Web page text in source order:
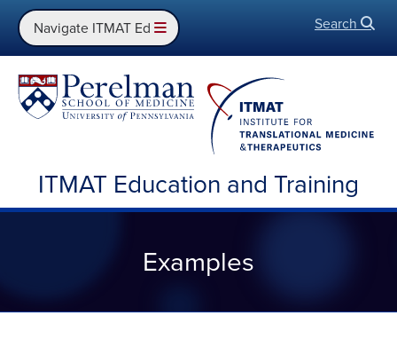
Open
Navigate ITMAT Ed Search
ITMAT Education and Training
Examples